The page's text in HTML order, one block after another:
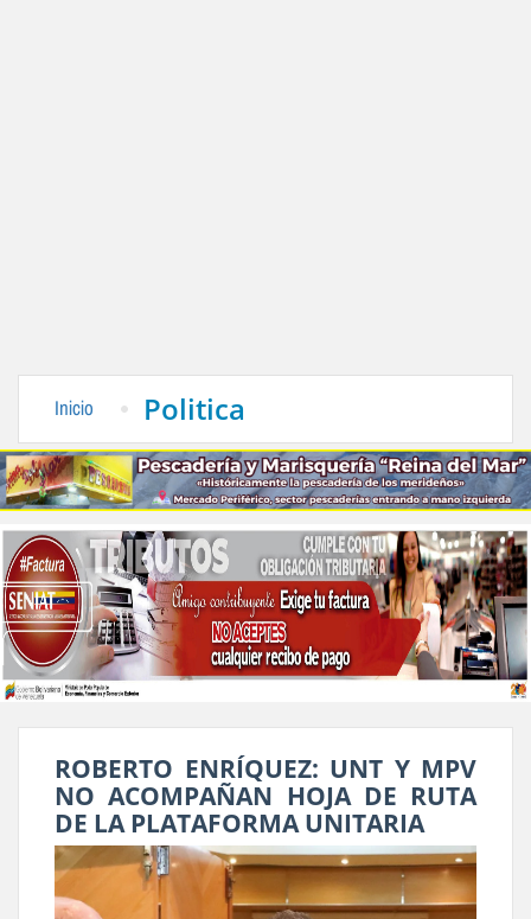
Inicio Politica
ROBERTO ENRÍQUEZ: UNT Y MPV
NO ACOMPAÑAN HOJA DE RUTA
DE LA PLATAFORMA UNITARIA